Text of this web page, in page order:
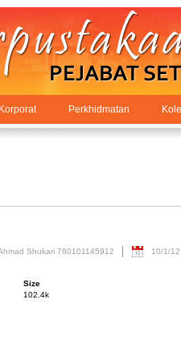
Perkhidmatan
Shukari 780101145912 10/1/12
Size
102.4k